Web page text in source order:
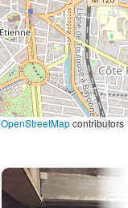
OpenStreetMapcontributors